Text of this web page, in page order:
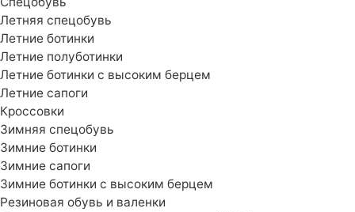
Летняя спецобувь
Летние ботинки
Летние полуботинки
Летние ботинки с высоким берцем
Летние сапоги
Кроссовки
Зимняя спецобувь
Зимние ботинки
Зимние сапоги
Зимние ботинки с высоким берцем
Резиновая обувь и валенки